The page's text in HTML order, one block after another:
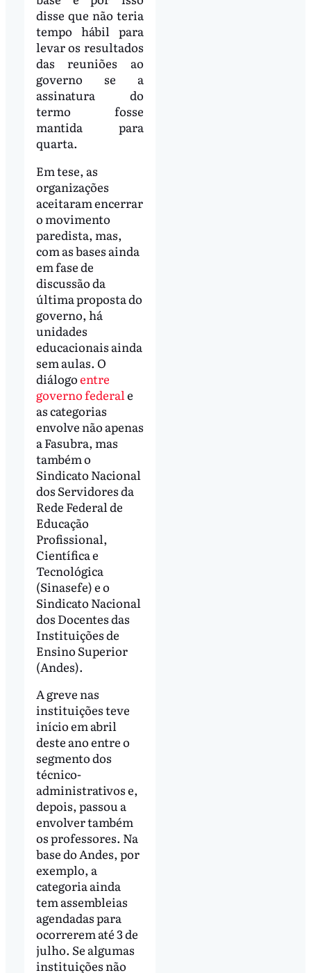
disse que não teria
tempo hábil para
levar os resultados
das reuniões ao
governo se a
assinatura do
termo fosse
mantida para
quarta.
Em tese, as
organizações
aceitaram encerrar
o movimento
paredista, mas,
com as bases ainda
em fase de
discussão da
última proposta do
governo, há
unidades
educacionais ainda
sem aulas. O
diálogoentre
governo federal e
as categorias
envolve não apenas
a Fasubra, mas
também o
Sindicato Nacional
dos Servidores da
Rede Federal de
Educação
Profissional,
Científica e
Tecnológica
(Sinasefe) e o
Sindicato Nacional
dos Docentes das
Instituições de
Ensino Superior
(Andes).
A greve nas
instituições teve
início em abril
deste ano entre o
segmento dos
técnico-
administrativos e,
depois, passou a
envolver também
os professores. Na
base do Andes, por
exemplo, a
categoria ainda
tem assembleias
agendadas para
ocorrerem até 3 de
julho. Se algumas
instituições não